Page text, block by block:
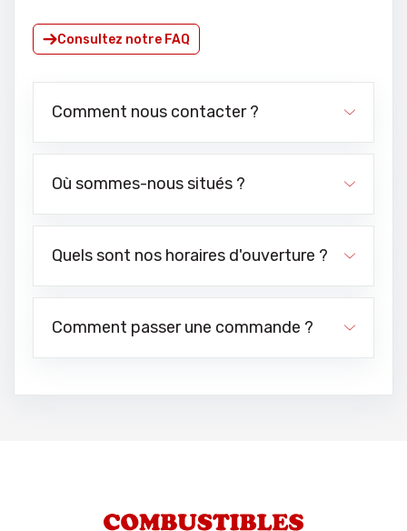
Consultez notre FAQ
Comment nous contacter ?
Où sommes-nous situés ?
Quels sont nos horaires d'ouverture ?
Comment passer une commande ?